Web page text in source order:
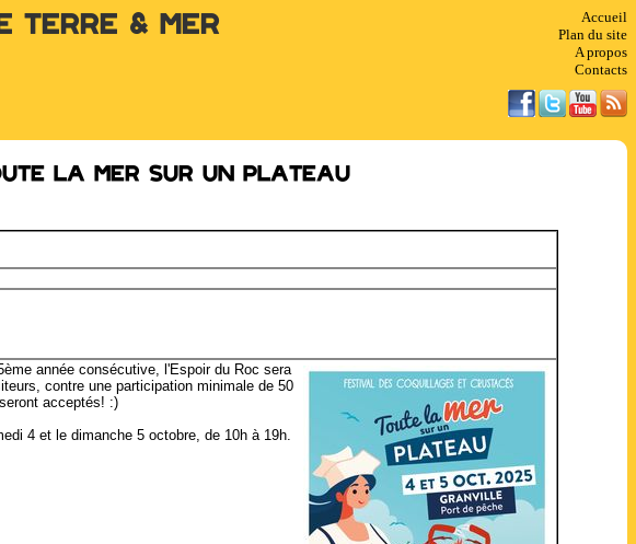
Accueil
Plan du site
A propos
Contacts
Terre & Mer
la mer sur un plateau
année consécutive, l'Espoir du Roc sera
contre une participation minimale de 50
acceptés! :)
4 et le dimanche 5 octobre, de 10h à 19h.